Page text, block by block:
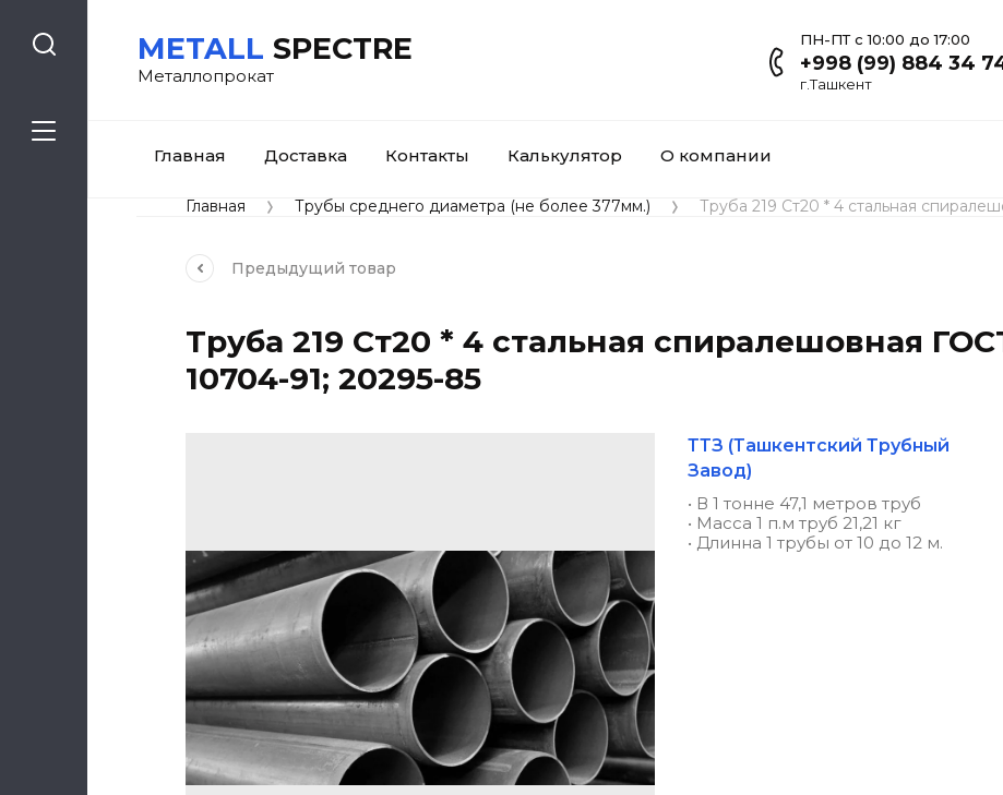
METALL SPECTRE
Металлопрокат
ПН-ПТ с 10:00 до 17:00
+998 (99) 884 34
г.Ташкент
Главная Доставка Контакты Калькулятор О компании
Главная Трубы среднего диаметра (не более 377мм.) Труба 219 Ст20 * 4 стальная
Предыдущий товар
Труба 219 Ст20 * 4 стальная спиралешовная
10704-91; 20295-85
ТТЗ (Ташкентский Трубный
Завод)
• В 1 тонне 47,1 метров труб
• Масса 1 п.м труб 21,21 кг
• Длинна 1 трубы от 10 до 12 м.